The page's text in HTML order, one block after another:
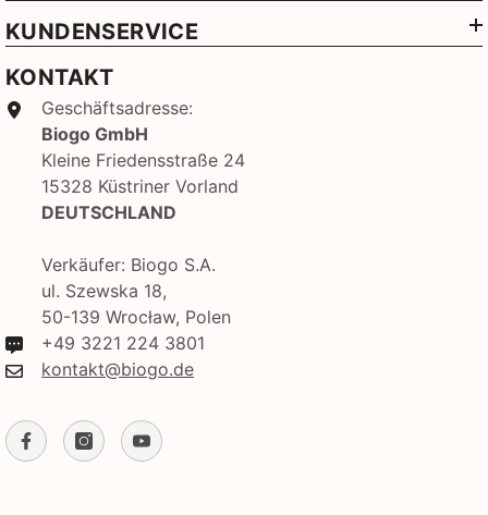
KUNDENSERVICE
KONTAKT
Geschäftsadresse:
Biogo GmbH
Kleine Friedensstraße 24
15328 Küstriner Vorland
DEUTSCHLAND
Verkäufer: Biogo S.A.
ul. Szewska 18,
50-139 Wrocław, Polen
+49 3221 224 3801
kontakt@biogo.de